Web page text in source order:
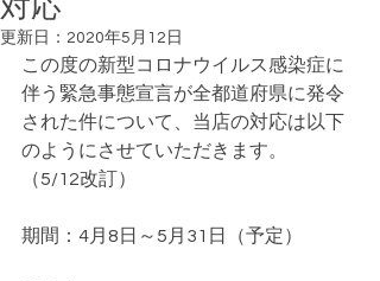
更新日： 2020年5月12日
この度の新型コロナウイルス感染症に
伴う緊急事態宣言が全都道府県に発令
された件について、当店の対応は以下
のようにさせていただきます。
（5/12改訂）
期間：4月8日～5月31日（予定）